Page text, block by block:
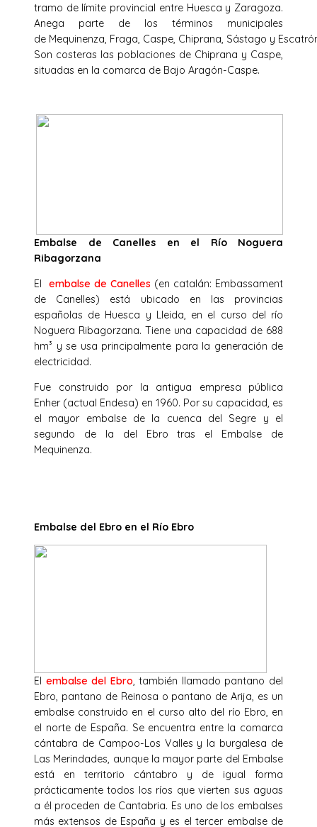
tramo de límite provincial entre Huesca y Zaragoza.
Anega parte de los términos municipales
de Mequinenza, Fraga, Caspe, Chiprana, Sástago y
Son costeras las poblaciones de Chiprana y Caspe,
situadas en la comarca de Bajo Aragón-Caspe.
Embalse de Canelles en el Río Noguera
Ribagorzana
El embalse de Canelles (en catalán: Embassament
de Canelles) está ubicado en las provincias
españolas de Huesca y Lleida, en el curso del río
Noguera Ribagorzana. Tiene una capacidad de 688
hm³ y se usa principalmente para la generación de
electricidad.
Fue construido por la antigua empresa pública
Enher (actual Endesa) en 1960. Por su capacidad, es
el mayor embalse de la cuenca del Segre y el
segundo de la del Ebro tras el Embalse de
Mequinenza.
Embalse del Ebro en el Río Ebro
El embalse del Ebro, también llamado pantano del
Ebro, pantano de Reinosa o pantano de Arija, es un
embalse construido en el curso alto del río Ebro, en
el norte de España. Se encuentra entre la comarca
cántabra de Campoo-Los Valles y la burgalesa de
Las Merindades, aunque la mayor parte del Embalse
está en territorio cántabro y de igual forma
prácticamente todos los ríos que vierten sus aguas
a él proceden de Cantabria. Es uno de los embalses
más extensos de España y es el tercer embalse de